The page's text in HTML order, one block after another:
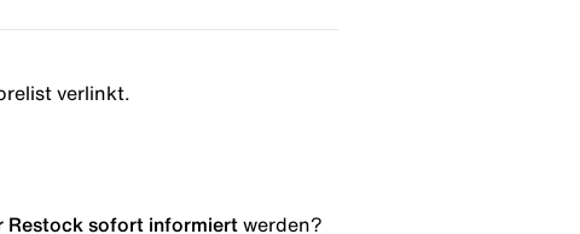
verlinkt.
Restock sofort informiert werden?